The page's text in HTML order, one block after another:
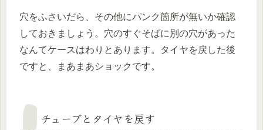
穴をふさいだら、その他にパンク箇所が無いか確認
しておきましょう。穴のすぐそばに別の穴があった
なんてケースはわりとあります。タイヤを戻した後
ですと、まあまあショックです。
チューブとタイヤを戻す